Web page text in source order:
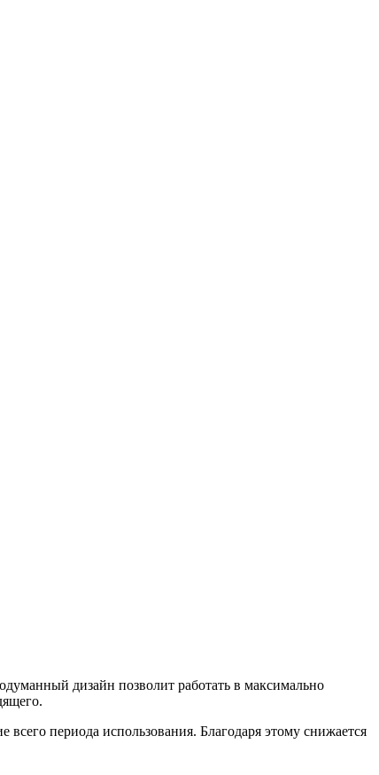
дизайн позволит работать в максимально
периода использования. Благодаря этому снижается